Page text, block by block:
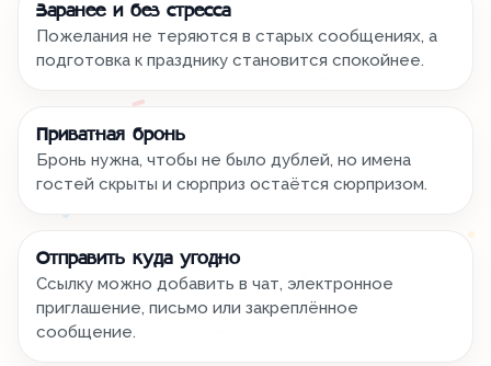
Заранее и без стресса
Пожелания не теряются в старых сообщениях, а
подготовка к празднику становится спокойнее.
Приватная бронь
Бронь нужна, чтобы не было дублей, но имена
гостей скрыты и сюрприз остаётся сюрпризом.
Отправить куда угодно
Ссылку можно добавить в чат, электронное
приглашение, письмо или закреплённое
сообщение.